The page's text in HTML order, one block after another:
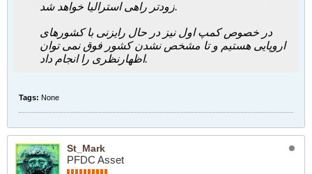
زودتر راهی استرالیا خواهد شد.
در خصوص کمپ اول نیز در حال رایزنی با کشورهای
اروپایی هستیم و تا مشخص نشدن کشور فوق نمی توان
اظهارنظری را انجام داد.
Tags: None
St_Mark
PFDC Asset